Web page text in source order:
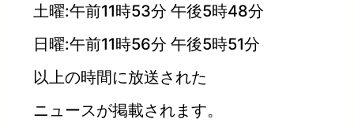
土曜:午前11時53分 午後5時48分
日曜:午前11時56分 午後5時51分
以上の時間に放送された
ニュースが掲載されます。